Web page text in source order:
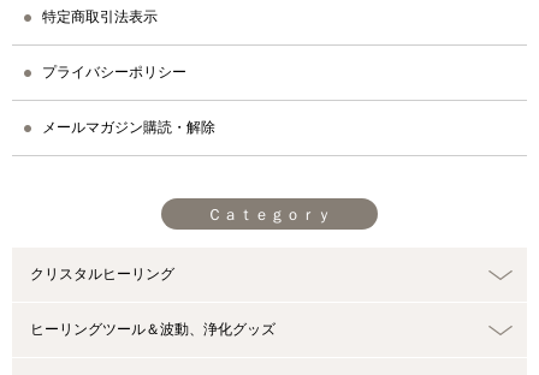
特定商取引法表示
プライバシーポリシー
メールマガジン購読・解除
Ｃａｔｅｇｏｒｙ
クリスタルヒーリング
ヒーリングツール＆波動、浄化グッズ